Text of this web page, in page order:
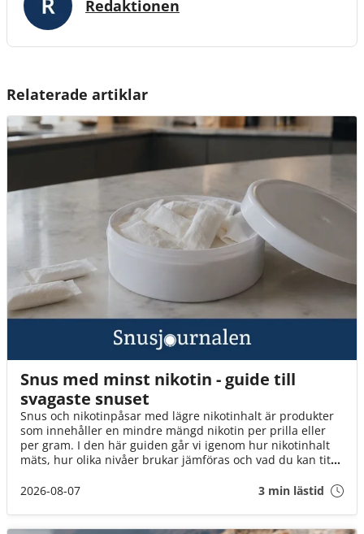
Redaktionen
Relaterade artiklar
Snus med minst nikotin - guide till
svagaste snuset
Snus och nikotinpåsar med lägre nikotinhalt är produkter
som innehåller en mindre mängd nikotin per prilla eller
per gram. I den här guiden går vi igenom hur nikotinhalt
mäts, hur olika nivåer brukar jämföras och vad du kan titta
2026-08-07
3 min lästid